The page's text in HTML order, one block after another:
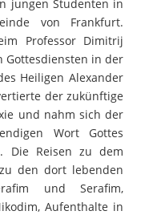
jungen Studenten in
von Frankfurt.
Professor Dimitrij
Gottesdiensten in der
Heiligen Alexander
der zukünftige
und nahm sich der
Wort Gottes
Die Reisen zu dem
den dort lebenden
und Serafim,
Aufenthalte in